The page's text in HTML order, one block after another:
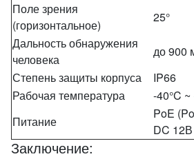
Поле зрения
(горизонтальное)
25°
Дальность обнаружения
человека
до 900
Степень защиты корпуса
IP66
Рабочая температура
-40°C ~
Питание
PoE
DC 12В
Заключение: